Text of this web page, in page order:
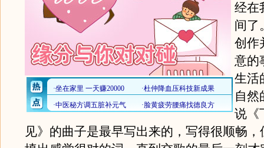
经在
间了
创作
意的
生活
自然
说《
见》的曲子是最早写出来的，写得很顺畅